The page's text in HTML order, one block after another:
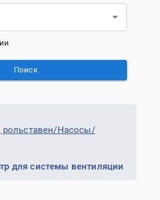
Поиск
рольставен/Насосы/
для системы вентиляции